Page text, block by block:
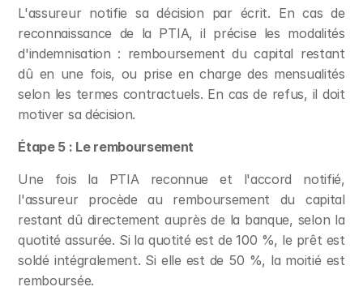
L'assureur notifie sa décision par écrit. En cas de
reconnaissance de la PTIA, il précise les modalités
d'indemnisation : remboursement du capital restant
dû en une fois, ou prise en charge des mensualités
selon les termes contractuels. En cas de refus, il doit
motiver sa décision.
Étape 5 : Le remboursement
Une fois la PTIA reconnue et l'accord notifié,
l'assureur procède au remboursement du capital
restant dû directement auprès de la banque, selon la
quotité assurée. Si la quotité est de 100 %, le prêt est
soldé intégralement. Si elle est de 50 %, la moitié est
remboursée.